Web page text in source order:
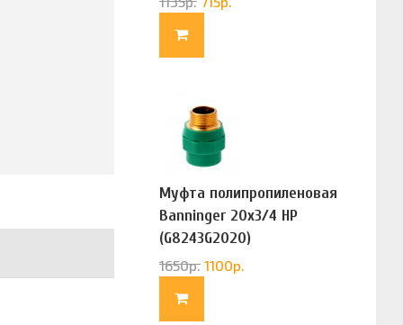
Муфта полипропиленовая
Banninger 20х3/4 НР
(G8243G2020)
1650р. 1100р.